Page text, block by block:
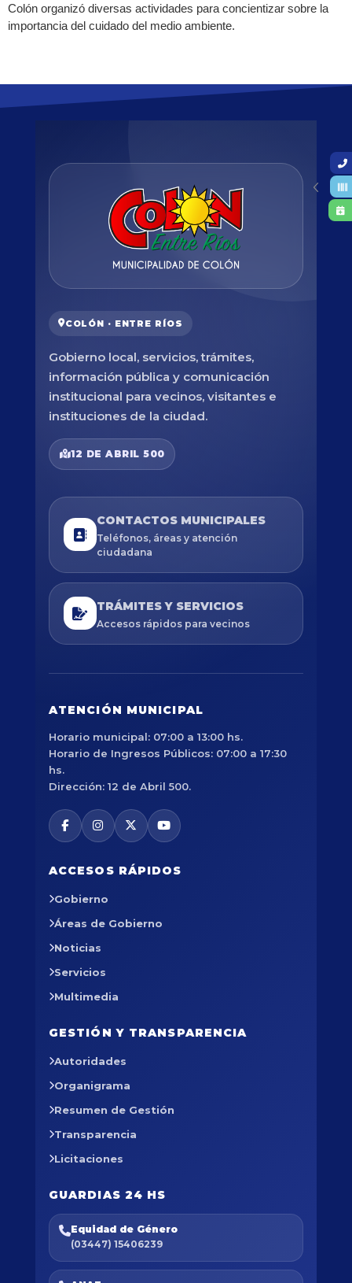
Colón organizó diversas actividades para concientizar sobre la
importancia del cuidado del medio ambiente.
COLÓN · ENTRE RÍOS
Gobierno local, servicios, trámites,
información pública y comunicación
institucional para vecinos, visitantes e
instituciones de la ciudad.
12 DE ABRIL 500
CONTACTOS MUNICIPALES
Teléfonos, áreas y atención
ciudadana
TRÁMITES Y SERVICIOS
Accesos rápidos para vecinos
ATENCIÓN MUNICIPAL
Horario municipal: 07:00 a 13:00 hs.
Horario de Ingresos Públicos: 07:00 a 17:30
hs.
Dirección: 12 de Abril 500.
ACCESOS RÁPIDOS
Gobierno
Áreas de Gobierno
Noticias
Servicios
Multimedia
GESTIÓN Y TRANSPARENCIA
Autoridades
Organigrama
Resumen de Gestión
Transparencia
Licitaciones
GUARDIAS 24 HS
Equidad de Género
(03447) 15406239